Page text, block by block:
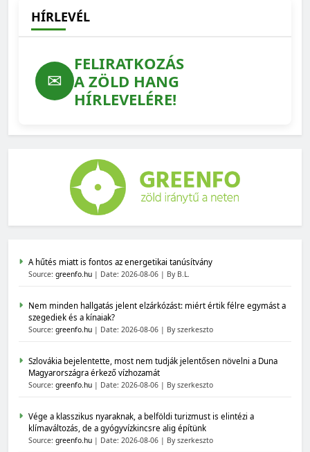
HÍRLEVÉL
✉
FELIRATKOZÁS
A ZÖLD HANG
HÍRLEVELÉRE!
A hűtés miatt is fontos az energetikai tanúsítvány
Source: greenfo.hu Date: 2026-08-06 By B.L.
Nem minden hallgatás jelent elzárkózást: miért értik félre egymást a
szegediek és a kínaiak?
Source: greenfo.hu Date: 2026-08-06 By szerkeszto
Szlovákia bejelentette, most nem tudják jelentősen növelni a Duna
Magyarországra érkező vízhozamát
Source: greenfo.hu Date: 2026-08-06 By szerkeszto
Vége a klasszikus nyaraknak, a belföldi turizmust is elintézi a
klímaváltozás, de a gyógyvízkincsre alig építünk
Source: greenfo.hu Date: 2026-08-06 By szerkeszto
Magyarország számokban: a nők szerepvállalása a
MAGYARORSZÁG SZÁMOKBAN